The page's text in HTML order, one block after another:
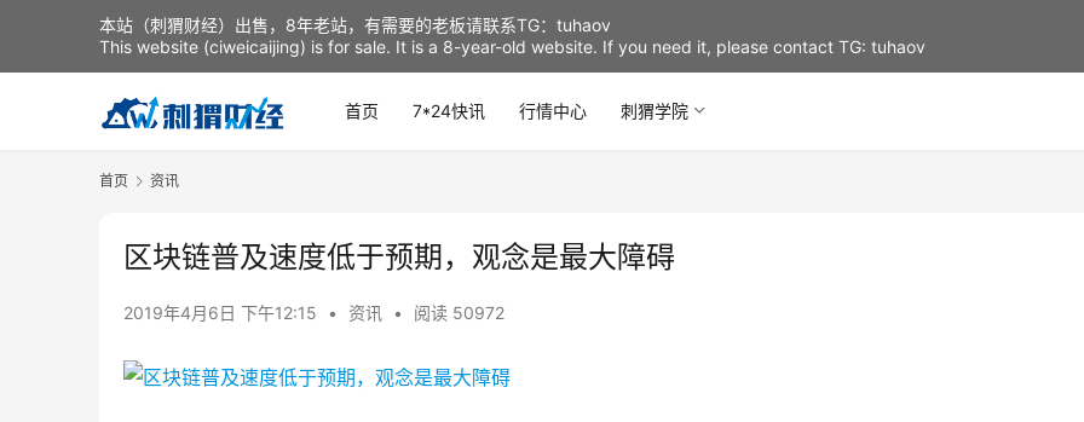
首页 7*24快讯 行情中心 刺猬学院
首页 资讯
区块链普及速度低于预期，观念是最大障碍
2019年4月6日 下午12:15 • 资讯 • 阅读 50972
本站（刺猬财经）出售，8年老站，有需要的老板请联系TG：tuhaov
This website (ciweicaijing) is for sale. It is a 8-year-old website. If you need it, please contact TG: tuhaov